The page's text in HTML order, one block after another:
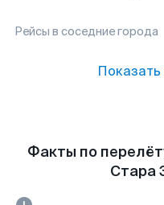
Рейсы в соседние города
Факты по
Стара